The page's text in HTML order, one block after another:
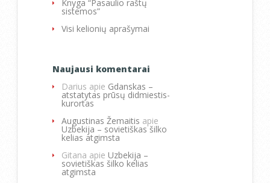
Knyga “Pasaulio raštų
sistemos”
Visi kelionių aprašymai
Naujausi komentarai
Darius apie Gdanskas –
atstatytas prūsų didmiestis-
kurortas
Augustinas Žemaitis apie
Uzbekija – sovietiškas šilko
kelias atgimsta
Gitana apie Uzbekija –
sovietiškas šilko kelias
atgimsta